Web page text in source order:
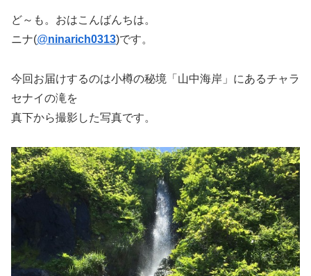
ど～も。おはこんばんちは。
ニナ(@ninarich0313)です。
今回お届けするのは小樽の秘境「山中海岸」にあるチャラ
セナイの滝を
真下から撮影した写真です。